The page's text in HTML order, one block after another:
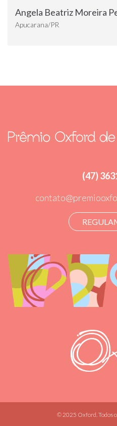
Angela Beatriz Moreira
Apucarana/PR
(47)
© 2025 Oxford. Todos